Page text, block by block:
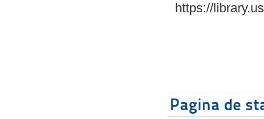
https://
Pagina de